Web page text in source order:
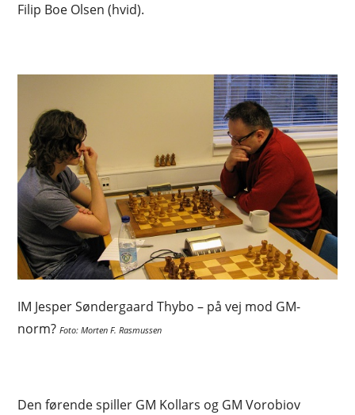
Filip Boe Olsen (hvid).
IM Jesper Søndergaard Thybo – på vej mod GM-
norm?Foto: Morten F. Rasmussen
Den førende spiller GM Kollars og GM Vorobiov